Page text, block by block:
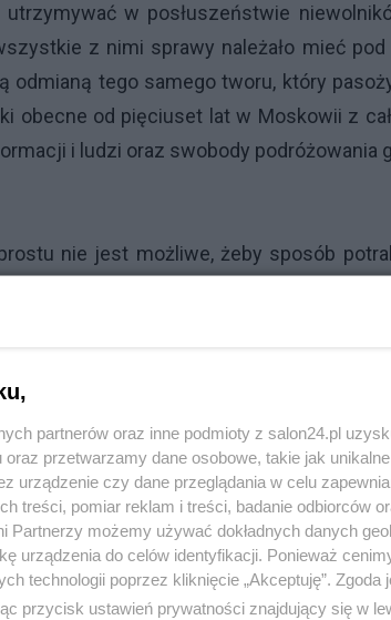
w posłuszeństwie
z nimi sprawy należało mieć pod
tego samego tworu, który
obecne od pięciuset lat w Moskowii z
i ludzi oraz swobody podróżowania
nie jest możliwe, żeby sposób
wysokimi urzędnikami
Sprawa musiała być pod
telefony i urządzenia elektroniczne
akcją nie byli pewni, jak
pewno posłuchają ruskiego polecenia
być opracowany plan reakcji na to.
partnerów oraz inne podmioty z salon24.pl
oraz przetwarzamy dane osobowe, takie jak
urządzenie czy dane przeglądania w celu
treści, pomiar reklam i treści, badanie odbiorców
Partnerzy możemy używać dokładnych danych
urządzenia do celów identyfikacji. Ponieważ
technologii poprzez kliknięcie „Akceptuję”.
przycisk ustawień prywatności znajdujący się w